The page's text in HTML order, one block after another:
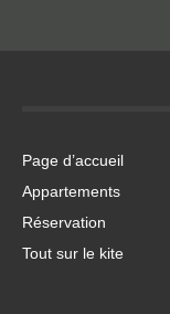
Page d’accueil
Appartements
Réservation
Tout sur le kite